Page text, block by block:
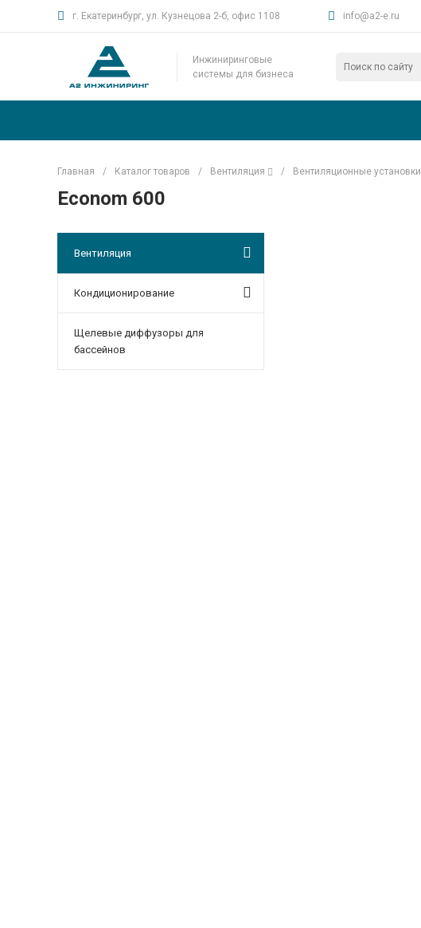
г. Екатеринбург, ул. Кузнецова 2-б, офис 1108 info@a2-e.ru
Инжиниринговые
системы для бизнеса
Главная / Каталог товаров / Вентиляция / Вентиляционные установки
Econom 600
Вентиляция
Кондиционирование
Щелевые диффузоры для
бассейнов